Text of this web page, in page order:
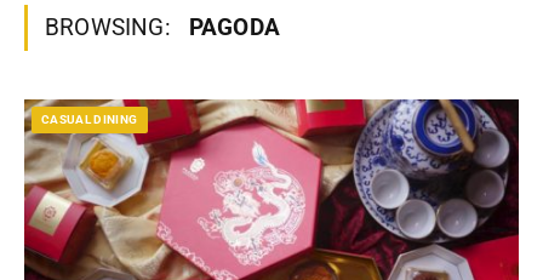
BROWSING: PAGODA
CASUAL DINING